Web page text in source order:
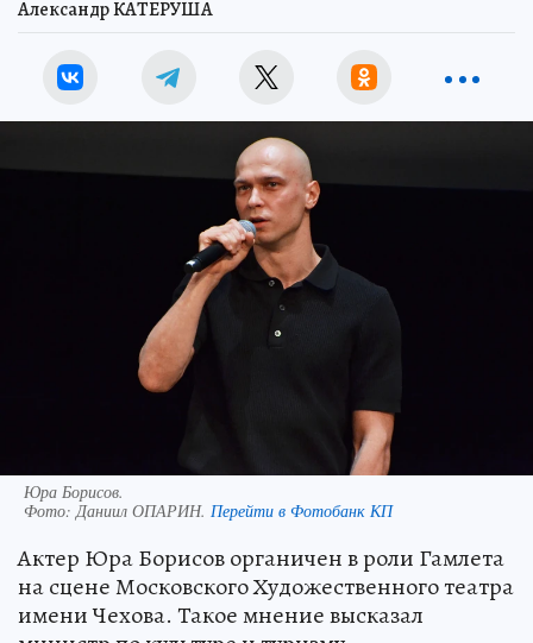
Александр КАТЕРУША
Юра Борисов.
Фото: Даниил ОПАРИН. Перейти в Фотобанк КП
Актер Юра Борисов органичен в роли Гамлета
на сцене Московского Художественного театра
имени Чехова. Такое мнение высказал